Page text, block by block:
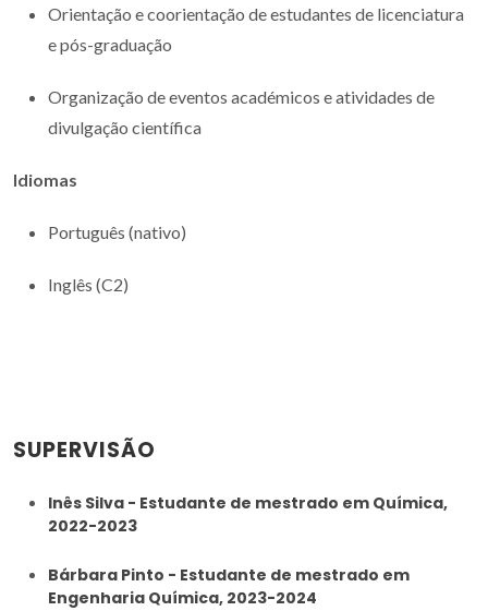
Orientação e coorientação de estudantes de licenciatura
e pós-graduação
Organização de eventos académicos e atividades de
divulgação científica
Idiomas
Português (nativo)
Inglês (C2)
SUPERVISÃO
Inês Silva - Estudante de mestrado em Química,
2022-2023
Bárbara Pinto - Estudante de mestrado em
Engenharia Química, 2023-2024